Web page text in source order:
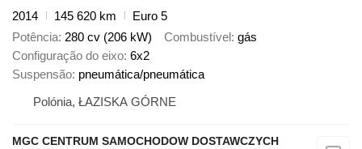
2014
145 620 km
Euro 5
Potência 280 cv (206 kW) Combustível gás
Configuração do eixo 6x2
Suspensão pneumática/pneumática
Polónia, ŁAZISKA GÓRNE
MGC CENTRUM SAMOCHODOW DOSTAWCZYCH